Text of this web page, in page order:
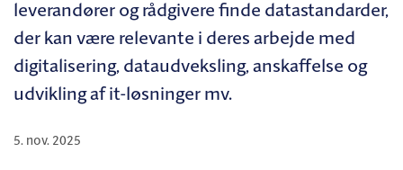
leverandører og rådgivere finde datastandarder,
der kan være relevante i deres arbejde med
digitalisering, dataudveksling, anskaffelse og
udvikling af it-løsninger mv.
5. nov. 2025